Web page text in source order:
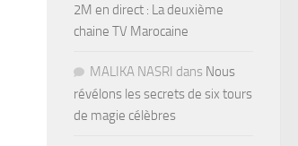
2M en direct : La deuxième
chaine TV Marocaine
MALIKA NASRI dans Nous
révélons les secrets de six tours
de magie célèbres